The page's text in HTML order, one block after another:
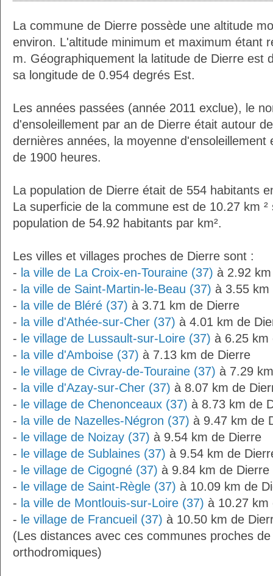
La commune de Dierre possède une altitude
environ. L'altitude minimum et maximum étant
m. Géographiquement la latitude de Dierre est
sa longitude de 0.954 degrés Est.
Les années passées (année 2011 exclue), le
d'ensoleillement par an de Dierre était autour
dernières années, la moyenne d'ensoleillement
de 1900 heures.
La population de Dierre était de 554 habitants
La superficie de la commune est de 10.27 km
population de 54.92 habitants par km².
Les villes et villages proches de Dierre sont :
- la ville de La Croix-en-Touraine (37) à 2.92
- la ville de Saint-Martin-le-Beau (37) à 3.55 km
- la ville de Bléré (37) à 3.71 km de Dierre
- la ville d'Athée-sur-Cher (37) à 4.01 km de
- le village de Lussault-sur-Loire (37) à 6.25 km
- la ville d'Amboise (37) à 7.13 km de Dierre
- le village de Civray-de-Touraine (37) à 7.29
- la ville d'Azay-sur-Cher (37) à 8.07 km de
- le village de Chenonceaux (37) à 8.73 km de
- la ville de Nazelles-Négron (37) à 9.47 km de
- le village de Noizay (37) à 9.54 km de Dierre
- le village de Sublaines (37) à 9.54 km de
- le village de Cigogné (37) à 9.84 km de Dierre
- le village de Saint-Règle (37) à 10.09 km de
- la ville de Montlouis-sur-Loire (37) à 10.27 km
- le village de Francueil (37) à 10.50 km de
(Les distances avec ces communes proches
orthodromiques)